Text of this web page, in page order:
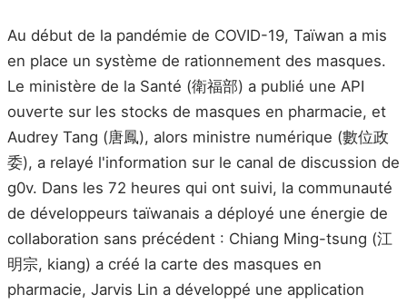
Au début de la pandémie de COVID-19, Taïwan a mis
en place un système de rationnement des masques.
Le ministère de la Santé (衛福部) a publié une API
ouverte sur les stocks de masques en pharmacie, et
Audrey Tang (唐鳳), alors ministre numérique (數位政
委), a relayé l'information sur le canal de discussion de
g0v. Dans les 72 heures qui ont suivi, la communauté
de développeurs taïwanais a déployé une énergie de
collaboration sans précédent : Chiang Ming-tsung (江
明宗, kiang) a créé la carte des masques en
pharmacie, Jarvis Lin a développé une application